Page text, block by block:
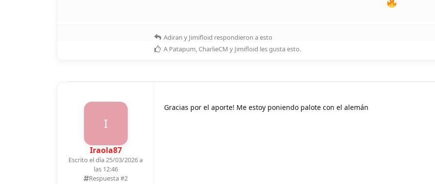
Adiran y Jimifloid respondieron a esto
A Patapum, CharlieCM y Jimifloid les gusta esto.
I
Iraola87
Escrito el día 25/03/2026 a
las 12:46
Respuesta #2
Gracias por el aporte! Me estoy poniendo palote con el alemán